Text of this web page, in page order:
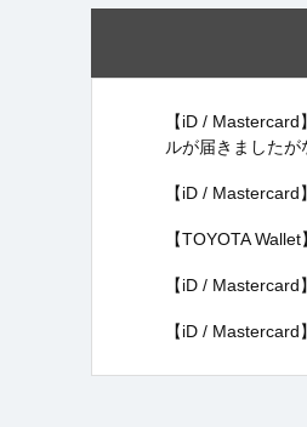
【iD /
ルが届きましたが
【iD /
【TOYOTA
【iD /
【iD /